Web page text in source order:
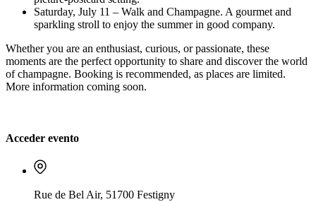
Saturday, July 11 – Walk and Champagne. A gourmet and
sparkling stroll to enjoy the summer in good company.
Whether you are an enthusiast, curious, or passionate, these
moments are the perfect opportunity to share and discover the world
of champagne. Booking is recommended, as places are limited.
More information coming soon.
Acceder evento
Rue de Bel Air, 51700 Festigny